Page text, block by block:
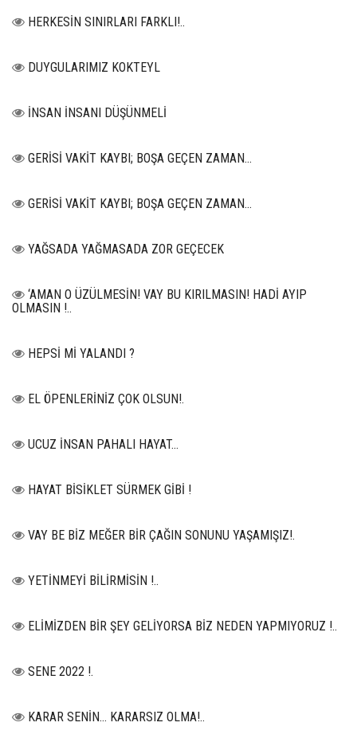
HERKESİN SINIRLARI FARKLI!..
DUYGULARIMIZ KOKTEYL
İNSAN İNSANI DÜŞÜNMELİ
GERİSİ VAKİT KAYBI; BOŞA GEÇEN ZAMAN...
GERİSİ VAKİT KAYBI; BOŞA GEÇEN ZAMAN...
YAĞSADA YAĞMASADA ZOR GEÇECEK
‘AMAN O ÜZÜLMESİN! VAY BU KIRILMASIN! HADİ AYIP
OLMASIN !..
HEPSİ Mİ YALANDI ?
EL ÖPENLERİNİZ ÇOK OLSUN!.
UCUZ İNSAN PAHALI HAYAT…
HAYAT BİSİKLET SÜRMEK GİBİ !
VAY BE BİZ MEĞER BİR ÇAĞIN SONUNU YAŞAMIŞIZ!.
YETİNMEYİ BİLİRMİSİN !..
ELİMİZDEN BİR ŞEY GELİYORSA BİZ NEDEN YAPMIYORUZ !..
SENE 2022 !.
KARAR SENİN… KARARSIZ OLMA!..